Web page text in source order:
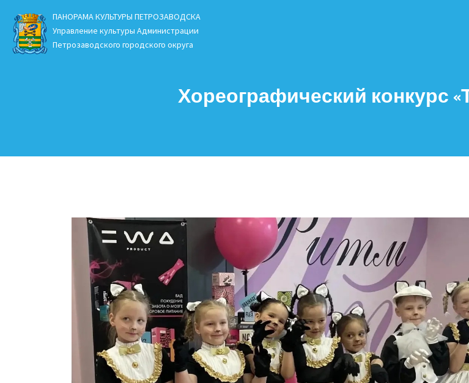
ПАНОРАМА КУЛЬТУРЫ ПЕТРОЗАВОДСКА
Управление культуры Администрации
Петрозаводского городского округа
Хореографический конкурс